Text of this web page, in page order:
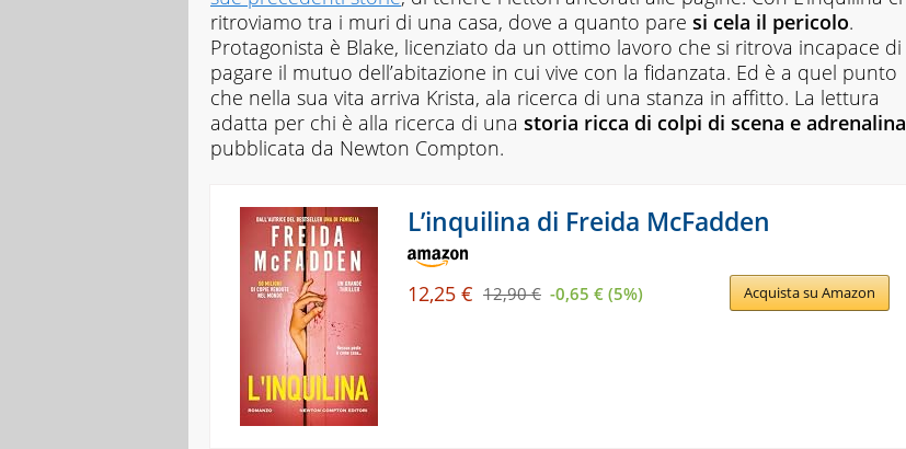
ritroviamo tra i muri di una casa, dove a quanto pare si cela il pericolo.
Protagonista è Blake, licenziato da un ottimo lavoro che si ritrova incapace di
pagare il mutuo dell’abitazione in cui vive con la fidanzata. Ed è a quel punto
che nella sua vita arriva Krista, ala ricerca di una stanza in affitto. La lettura
adatta per chi è alla ricerca di una storia ricca di colpi di scena e adrenalina
pubblicata da Newton Compton.
L’inquilina di Freida McFadden
12,25 € 12,90 € -0,65 € (5%) Acquista su Amazon